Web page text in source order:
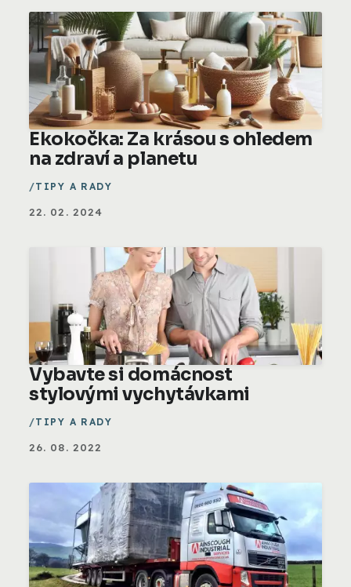
Ekokočka: Za krásou s ohledem
na zdraví a planetu
TIPY A RADY
22. 02. 2024
Vybavte si domácnost
stylovými vychytávkami
TIPY A RADY
26. 08. 2022